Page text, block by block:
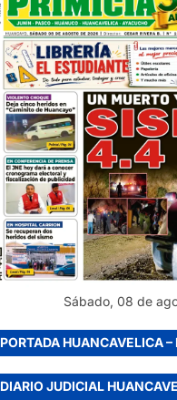
Sábado, 08 de
PORTADA HUANCAVELICA –
DIARIO JUDICIAL